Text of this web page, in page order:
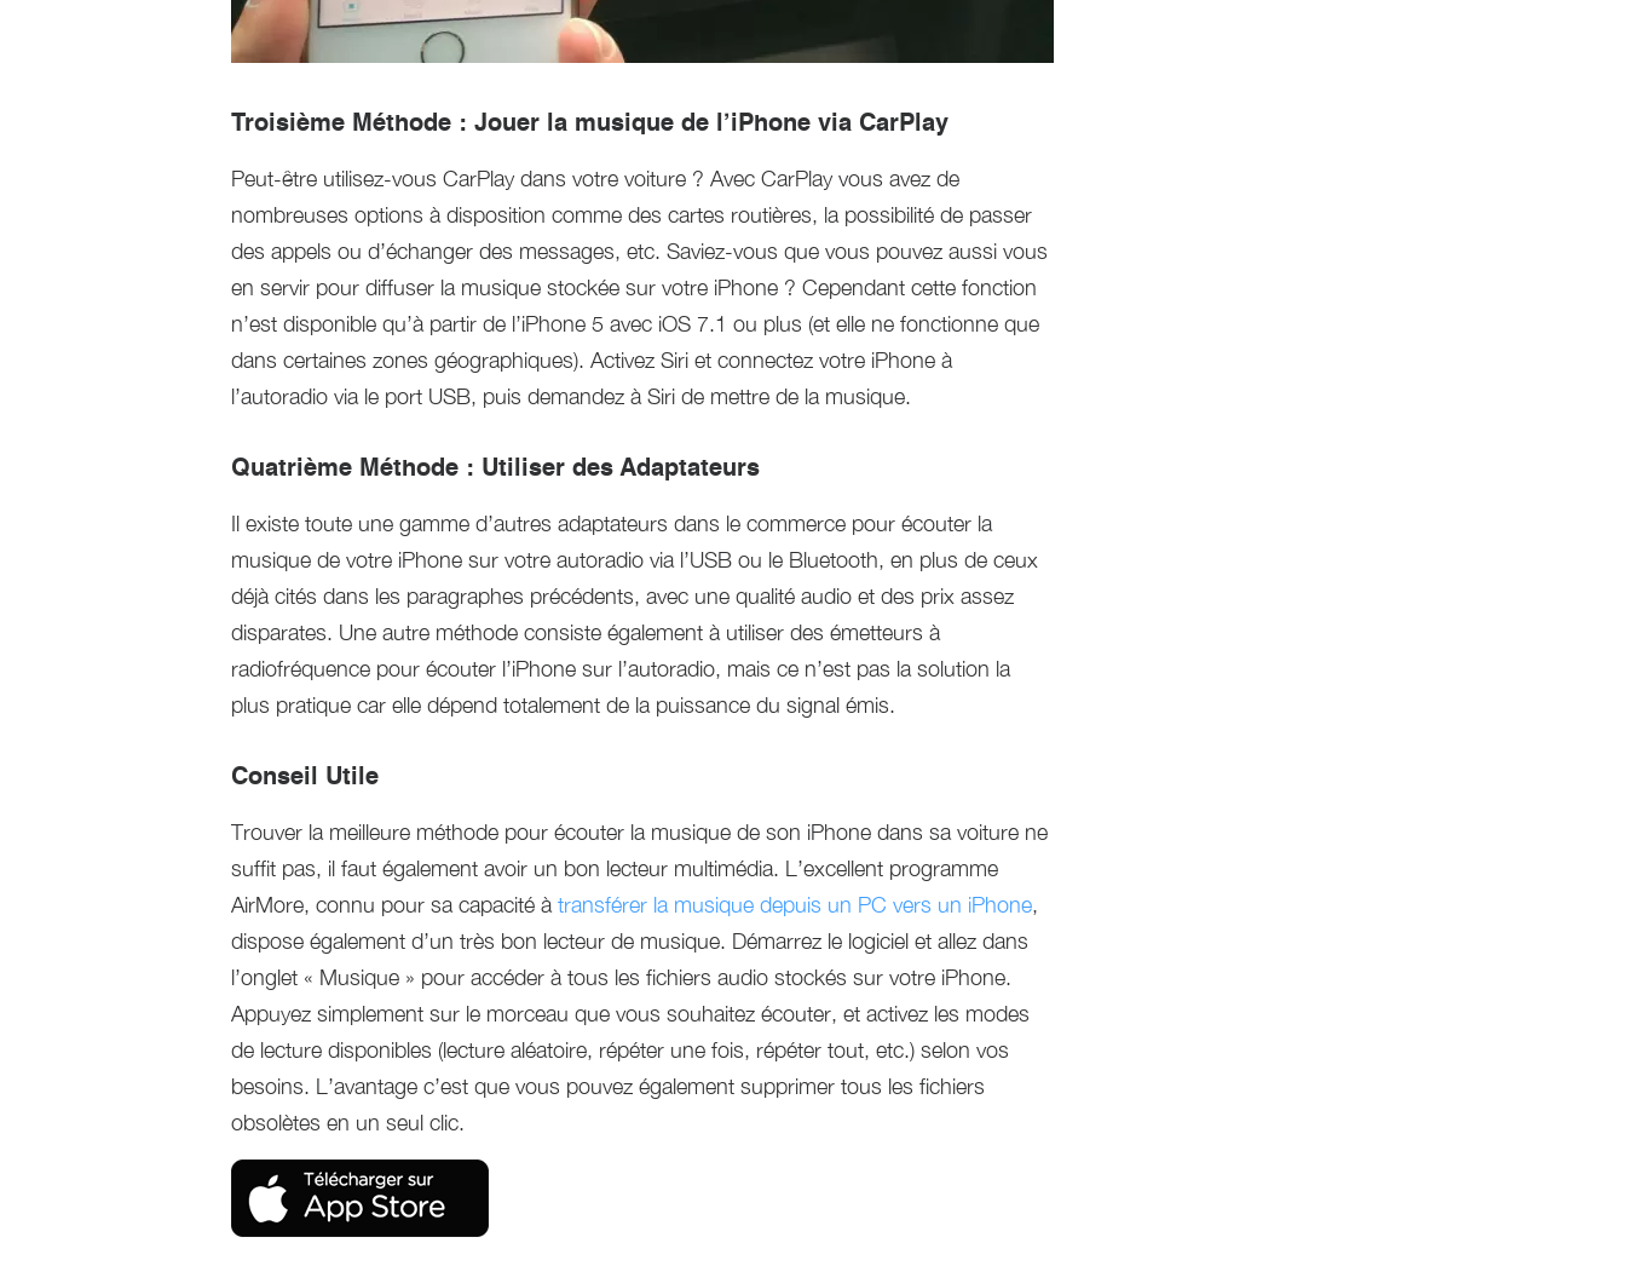
Troisième Méthode : Jouer la musique de l’iPhone via CarPlay
Peut-être utilisez-vous CarPlay dans votre voiture ? Avec CarPlay vous avez de
nombreuses options à disposition comme des cartes routières, la possibilité de passer
des appels ou d’échanger des messages, etc. Saviez-vous que vous pouvez aussi vous
en servir pour diffuser la musique stockée sur votre iPhone ? Cependant cette fonction
n’est disponible qu’à partir de l’iPhone 5 avec iOS 7.1 ou plus (et elle ne fonctionne que
dans certaines zones géographiques). Activez Siri et connectez votre iPhone à
l’autoradio via le port USB, puis demandez à Siri de mettre de la musique.
Quatrième Méthode : Utiliser des Adaptateurs
Il existe toute une gamme d’autres adaptateurs dans le commerce pour écouter la
musique de votre iPhone sur votre autoradio via l’USB ou le Bluetooth, en plus de ceux
déjà cités dans les paragraphes précédents, avec une qualité audio et des prix assez
disparates. Une autre méthode consiste également à utiliser des émetteurs à
radiofréquence pour écouter l’iPhone sur l’autoradio, mais ce n’est pas la solution la
plus pratique car elle dépend totalement de la puissance du signal émis.
Conseil Utile
Trouver la meilleure méthode pour écouter la musique de son iPhone dans sa voiture ne
suffit pas, il faut également avoir un bon lecteur multimédia. L’excellent programme
AirMore, connu pour sa capacité à transférer la musique depuis un PC vers un iPhone,
dispose également d’un très bon lecteur de musique. Démarrez le logiciel et allez dans
l’onglet « Musique » pour accéder à tous les fichiers audio stockés sur votre iPhone.
Appuyez simplement sur le morceau que vous souhaitez écouter, et activez les modes
de lecture disponibles (lecture aléatoire, répéter une fois, répéter tout, etc.) selon vos
besoins. L’avantage c’est que vous pouvez également supprimer tous les fichiers
obsolètes en un seul clic.